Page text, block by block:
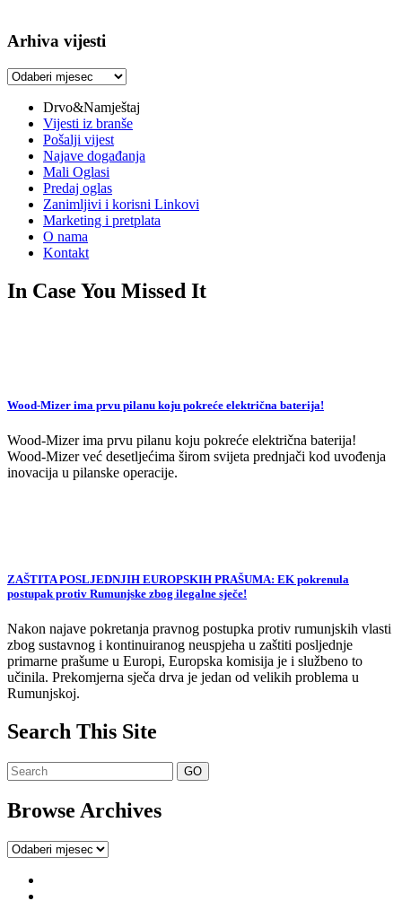
Arhiva vijesti
Arhiva
Drvo&Namještaj
Vijesti iz branše
Pošalji vijest
Najave događanja
Mali Oglasi
Predaj oglas
Zanimljivi i korisni Linkovi
Marketing i pretplata
O nama
Kontakt
In Case You Missed It
Wood-Mizer ima prvu pilanu koju pokreće električna baterija!
Wood-Mizer ima prvu pilanu koju pokreće električna baterija!
Wood-Mizer već desetljećima širom svijeta prednjači kod uvođenja
inovacija u pilanske operacije.
ZAŠTITA POSLJEDNJIH EUROPSKIH PRAŠUMA: EK pokrenula
postupak protiv Rumunjske zbog ilegalne sječe!
Nakon najave pokretanja pravnog postupka protiv rumunjskih vlasti
zbog sustavnog i kontinuiranog neuspjeha u zaštiti posljednje
primarne prašume u Europi, Europska komisija je i službeno to
učinila. Prekomjerna sječa drva je jedan od velikih problema u
Rumunjskoj.
Search This Site
Browse Archives
Browse